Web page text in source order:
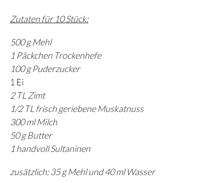
Zutaten für 10 Stück:
500 g Mehl
1 Päckchen Trockenhefe
100 g Puderzucker
1 Ei
2 TL Zimt
1/2 TL frisch geriebene Muskatnuss
300 ml Milch
50 g Butter
1 handvoll Sultaninen
zusätzlich: 35 g Mehl und 40 ml Wasser